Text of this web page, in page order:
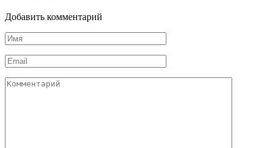
Добавить комментарий
Имя
*
Email
*
Комментарий